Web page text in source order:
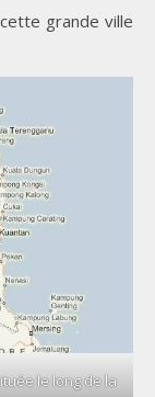
le long de la